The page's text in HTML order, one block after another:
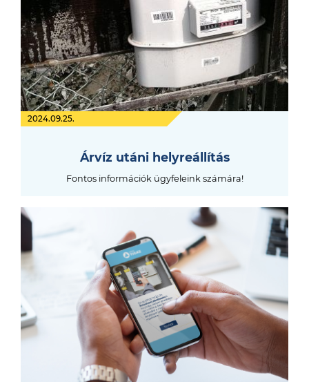
2024.09.25.
Árvíz utáni helyreállítás
Fontos információk ügyfeleink számára!